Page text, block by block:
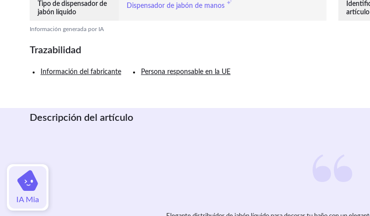
IA Mia
Tipo de dispensador de
jabón líquido
Dispensador de jabón de manos
artículo
Información generada por IA
Trazabilidad
Información del fabricante Persona responsable en la UE
Descripción del artículo